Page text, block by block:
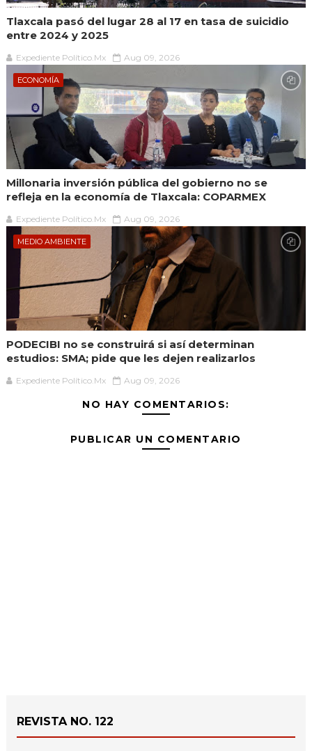
Tlaxcala pasó del lugar 28 al 17 en tasa de suicidio
entre 2024 y 2025
Expediente Político.Mx Aug 09, 2026
ECONOMÍA
Millonaria inversión pública del gobierno no se
refleja en la economía de Tlaxcala: COPARMEX
Expediente Político.Mx Aug 09, 2026
MEDIO AMBIENTE
PODECIBI no se construirá si así determinan
estudios: SMA; pide que les dejen realizarlos
Expediente Político.Mx Aug 09, 2026
NO HAY COMENTARIOS:
PUBLICAR UN COMENTARIO
REVISTA NO. 122